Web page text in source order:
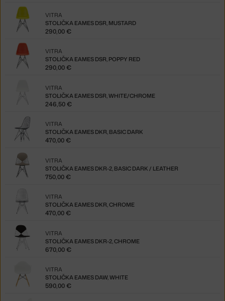
STOLIČKA EAMES DSR, MUSTARD
VITRA
290,00 €
STOLIČKA EAMES DSR, POPPY RED
VITRA
290,00 €
STOLIČKA EAMES DSR, WHITE/CHROME
VITRA
246,50 €
STOLIČKA EAMES DKR, BASIC DARK
VITRA
470,00 €
STOLIČKA EAMES DKR-2, BASIC DARK / LEATHER
VITRA
750,00 €
STOLIČKA EAMES DKR, CHROME
VITRA
470,00 €
STOLIČKA EAMES DKR-2, CHROME
VITRA
670,00 €
STOLIČKA EAMES DAW, WHITE
VITRA
590,00 €